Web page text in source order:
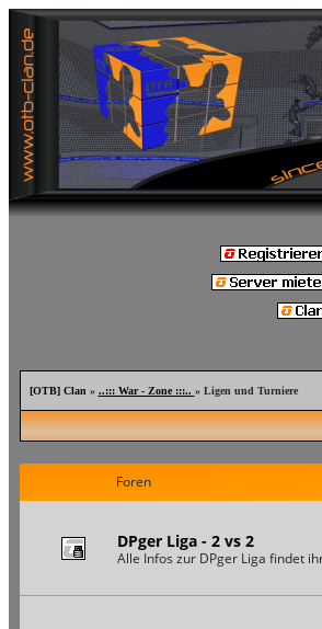
[OTB] Clan » ..::: War - Zone :::.. » Ligen und Turniere
Foren
DPger Liga - 2 vs 2
Alle Infos zur DPger Liga findet